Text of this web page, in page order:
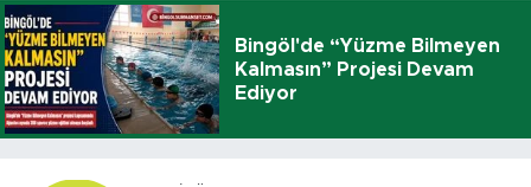
Bingöl'de “Yüzme Bilmeyen
Kalmasın” Projesi Devam
Ediyor